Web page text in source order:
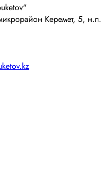
Керемет, 5, н.п.